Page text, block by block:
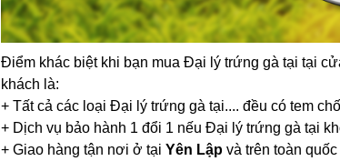
Điểm khác biệt khi bạn mua Đại lý trứng gà tại tại
khách là:
+ Tất cả các loại Đại lý trứng gà tại.... đều có tem
+ Dịch vụ bảo hành 1 đổi 1 nếu Đại lý trứng gà tại
+ Giao hàng tận nơi ở tại Yên Lậpvà trên toàn quốc